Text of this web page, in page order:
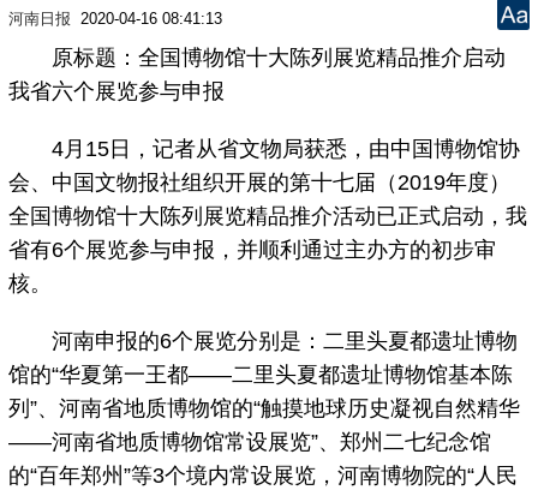
河南日报 2020-04-16 08:41:13
原标题：全国博物馆十大陈列展览精品推介启动
我省六个展览参与申报
4月15日，记者从省文物局获悉，由中国博物馆协
会、中国文物报社组织开展的第十七届（2019年度）
全国博物馆十大陈列展览精品推介活动已正式启动，我
省有6个展览参与申报，并顺利通过主办方的初步审
核。
河南申报的6个展览分别是：二里头夏都遗址博物
馆的“华夏第一王都——二里头夏都遗址博物馆基本陈
列”、河南省地质博物馆的“触摸地球历史凝视自然精华
——河南省地质博物馆常设展览”、郑州二七纪念馆
的“百年郑州”等3个境内常设展览，河南博物院的“人民